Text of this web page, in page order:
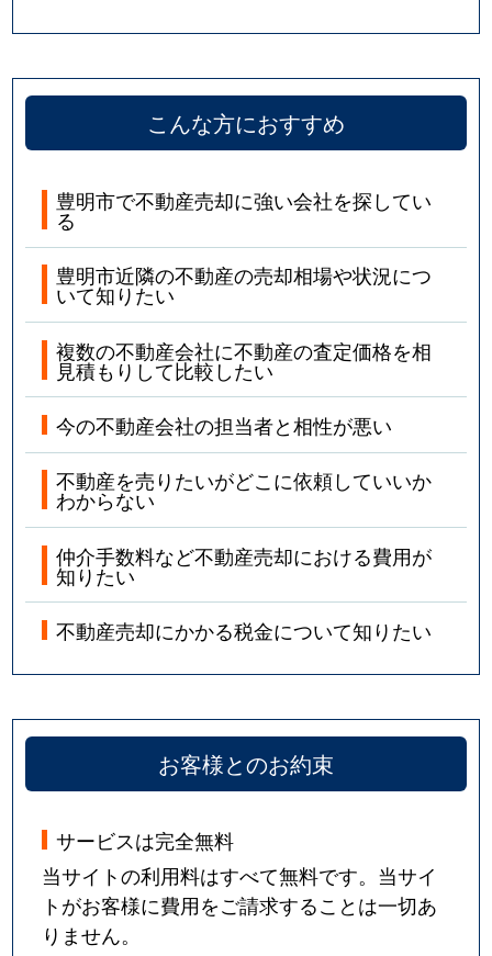
こんな方におすすめ
豊明市で不動産売却に強い会社を探してい
る
豊明市近隣の不動産の売却相場や状況につ
いて知りたい
複数の不動産会社に不動産の査定価格を相
見積もりして比較したい
今の不動産会社の担当者と相性が悪い
不動産を売りたいがどこに依頼していいか
わからない
仲介手数料など不動産売却における費用が
知りたい
不動産売却にかかる税金について知りたい
お客様とのお約束
サービスは完全無料
当サイトの利用料はすべて無料です。当サイ
トがお客様に費用をご請求することは一切あ
りません。